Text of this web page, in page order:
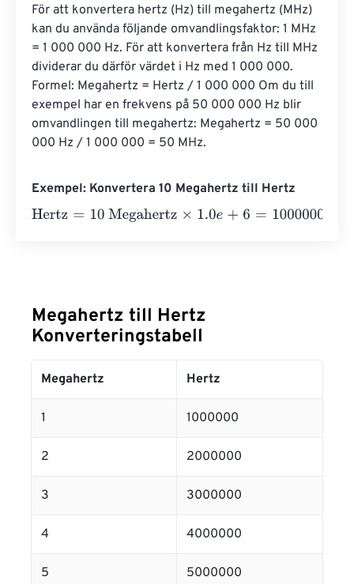
För att konvertera hertz (Hz) till megahertz (MHz)
kan du använda följande omvandlingsfaktor: 1 MHz
= 1 000 000 Hz. För att konvertera från Hz till MHz
dividerar du därför värdet i Hz med 1 000 000.
Formel: Megahertz = Hertz / 1 000 000 Om du till
exempel har en frekvens på 50 000 000 Hz blir
omvandlingen till megahertz: Megahertz = 50 000
000 Hz / 1 000 000 = 50 MHz.
Exempel: Konvertera 10 Megahertz till Hertz
Hertz= 10 Megahertz×1.0e +6 =10000000 Hertz
Megahertz till Hertz
Konverteringstabell
Megahertz Hertz
1 1000000
2 2000000
3 3000000
4 4000000
5 5000000